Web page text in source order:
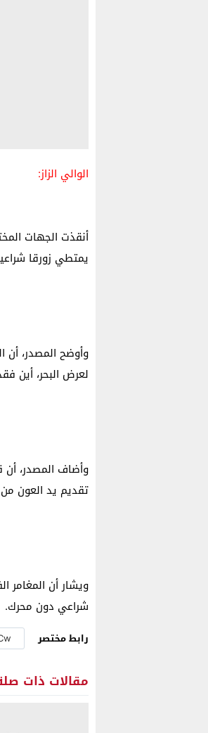
الوالي الزاز:
أنقذت الجهات
يمتطي زورقا
وأوضح المصدر، أن
لعرض البحر، أين
وأضاف المصدر، أن
تقديم يد الع­ون من
ويشار أن المغامر
شراعي دون محرك.
رابط مختصر
مقالات ذات